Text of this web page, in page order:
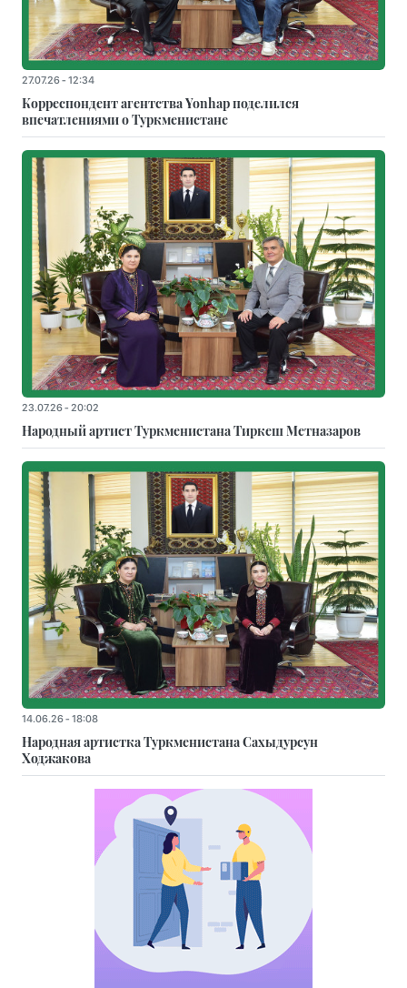
27.07.26 - 12:34
Корреспондент агентства Yonhap поделился
впечатлениями о Туркменистане
23.07.26 - 20:02
Народный артист Туркменистана Тиркеш Мeтназаров
14.06.26 - 18:08
Народная артистка Туркменистана Сахыдурсун
Ходжакова